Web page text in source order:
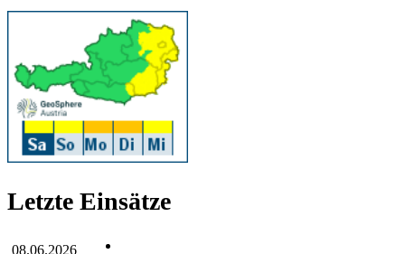
Letzte Einsätze
08.06.2026